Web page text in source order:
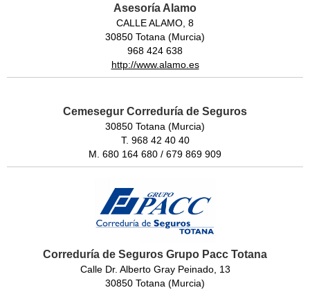
Asesoría Alamo
CALLE ALAMO, 8
30850 Totana (Murcia)
968 424 638
http://www.alamo.es
Cemesegur Correduría de Seguros
30850 Totana (Murcia)
T. 968 42 40 40
M. 680 164 680 / 679 869 909
Correduría de Seguros Grupo Pacc Totana
Calle Dr. Alberto Gray Peinado, 13
30850 Totana (Murcia)